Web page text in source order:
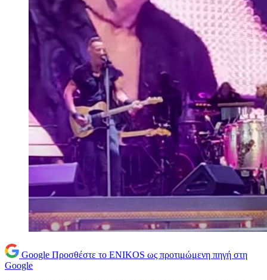
Google Προσθέστε το ENIKOS ως προτιμώμενη πηγή στη
Google